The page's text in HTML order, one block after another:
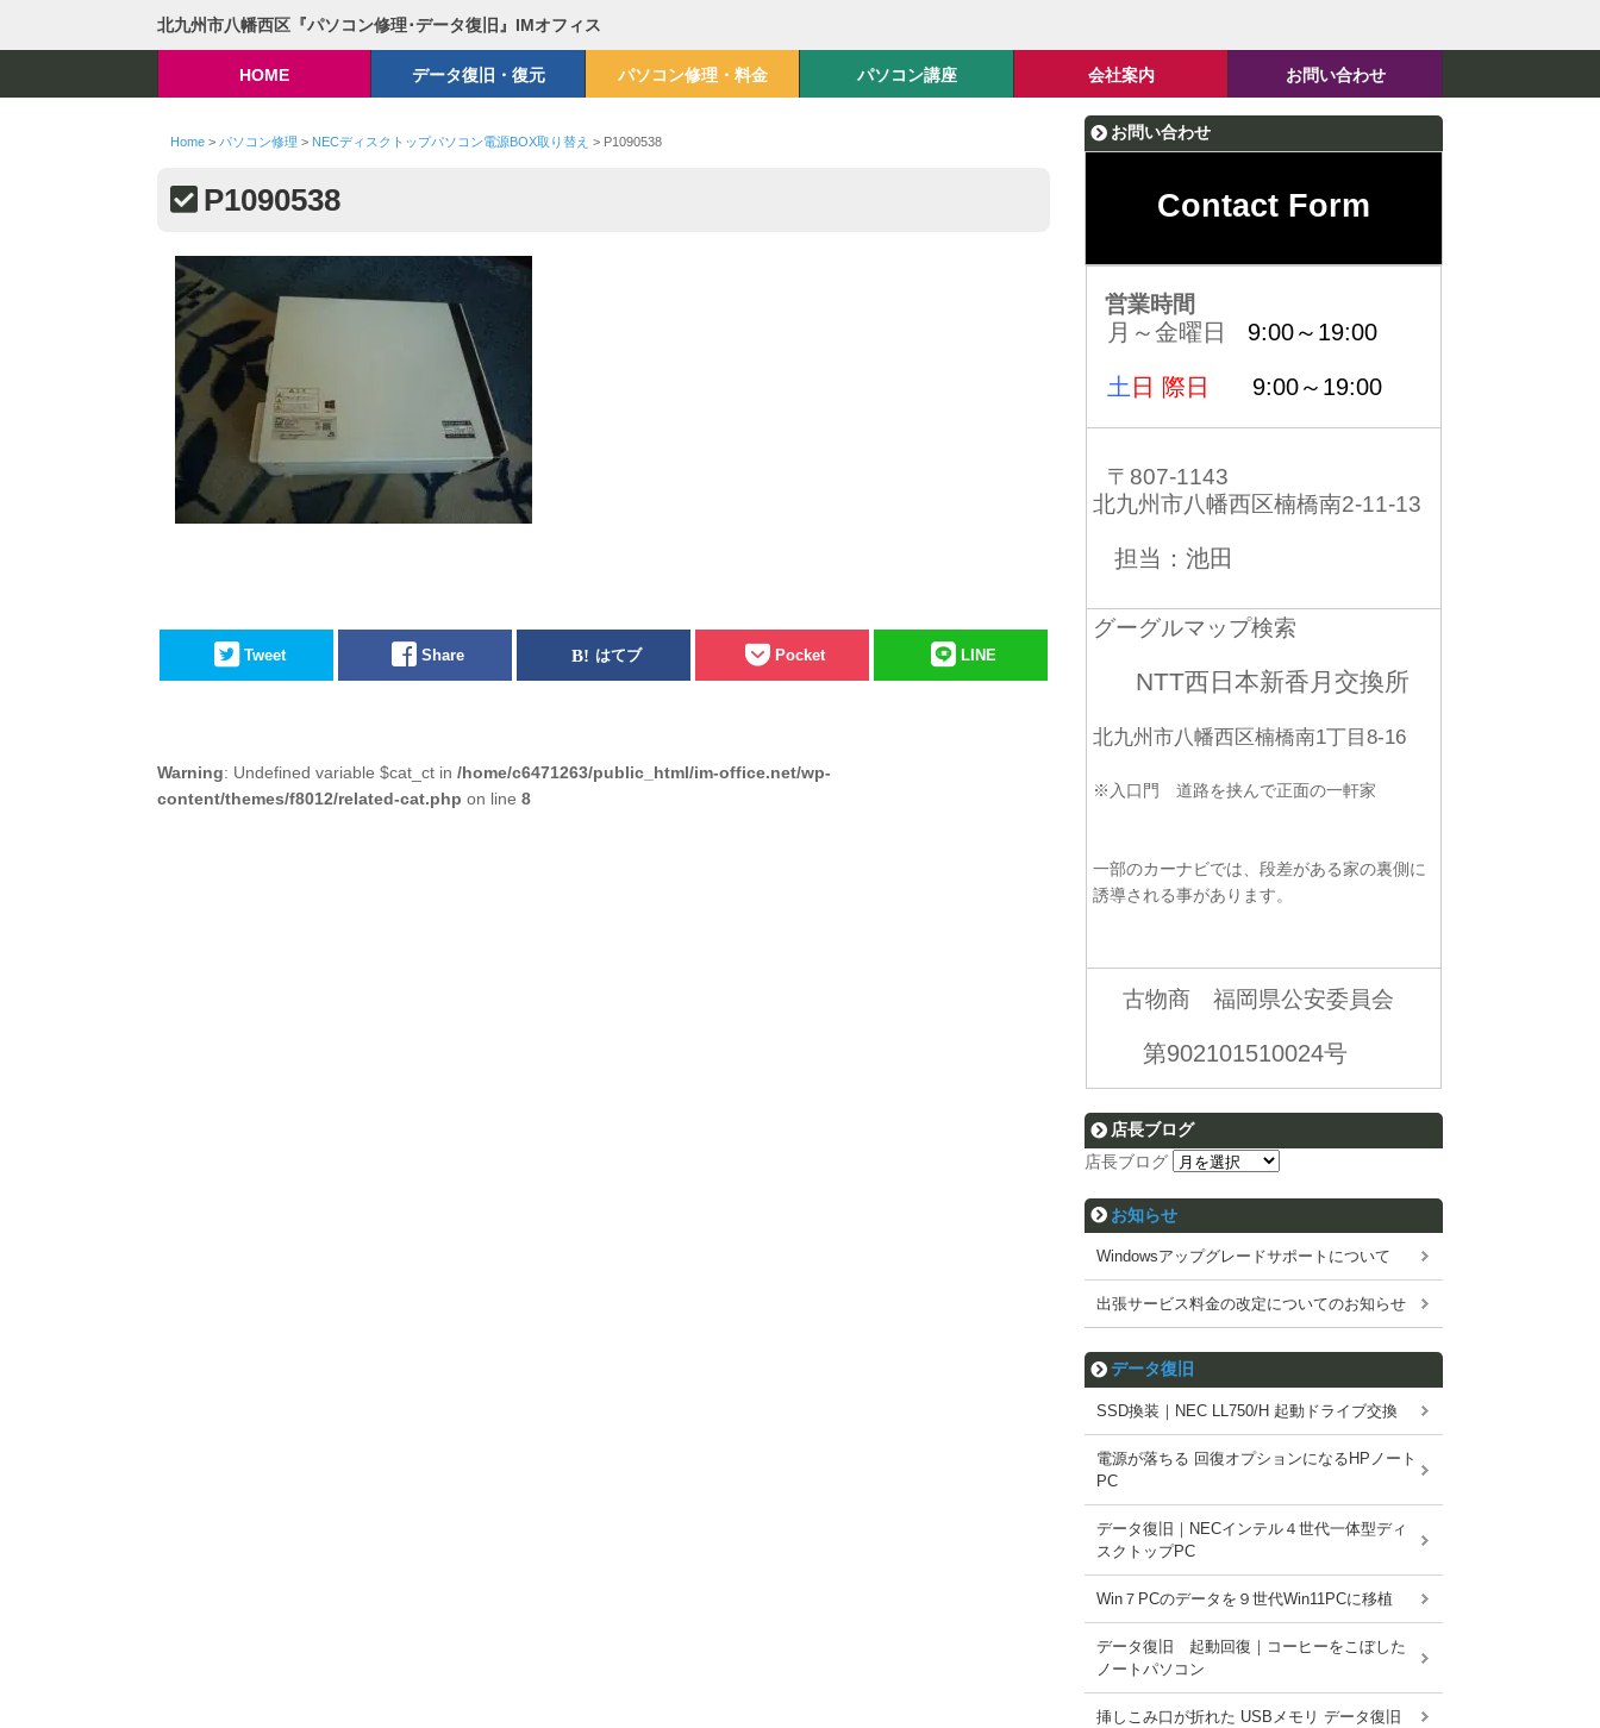
北九州市八幡西区『パソコン修理･データ復旧』IMオフィス
HOME データ復旧・復元 パソコン修理・料金 パソコン講座 会社案内 お問い合わせ
Home> パソコン修理 > NECディスクトップパソコン電源BOX取り替え > P1090538
P1090538
Tweet Share はてブ Pocket LINE
Warning: Undefined variable $cat_ct in /home/c6471263/public_html/im-office.net/wp-
content/themes/f8012/related-cat.php on line 8
お問い合わせ
Contact Form
営業時間
月～金曜日 9:00～19:00
土 日 際日 9:00～19:00
〒807-1143
北九州市八幡西区楠橋南2-11-13
担当：池田
グーグルマップ検索
NTT西日本新香月交換所
北九州市八幡西区楠橋南1丁目8-16
※入口門 道路を挟んで正面の一軒家
一部のカーナビでは、段差がある家の裏側に
誘導される事があります。
古物商 福岡県公安委員会
第902101510024号
店長ブログ
店長ブログ
お知らせ
Windowsアップグレードサポートについて
出張サービス料金の改定についてのお知らせ
データ復旧
SSD換装｜NEC LL750/H 起動ドライブ交換
電源が落ちる 回復オプションになるHPノート
PC
データ復旧｜NECインテル４世代一体型ディ
スクトップPC
Win７PCのデータを９世代Win11PCに移植
データ復旧 起動回復｜コーヒーをこぼした
ノートパソコン
挿しこみ口が折れた USBメモリ データ復旧